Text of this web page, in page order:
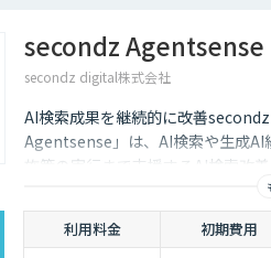
secondz Agentsense
secondz digital株式会社
AI検索成果を継続的に改善
Agentsense」は、AI検索や生成AI
施策の実行まで支援するAI検索改
利用料金 初期費用